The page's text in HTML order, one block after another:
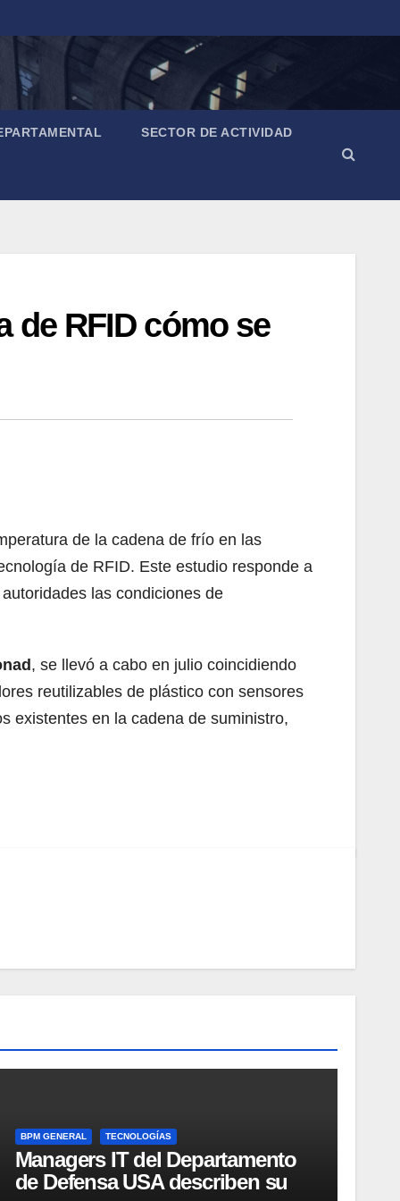
SECTOR DE ACTIVIDAD
de RFID cómo se
de la cadena de frío en las
de RFID. Este estudio responde a
las condiciones de
, se llevó a cabo en julio coincidiendo
reutilizables de plástico con sensores
existentes en la cadena de suministro,
BPM GENERAL TECNOLOGÍAS
Managers IT del Departamento
de Defensa USA describen su